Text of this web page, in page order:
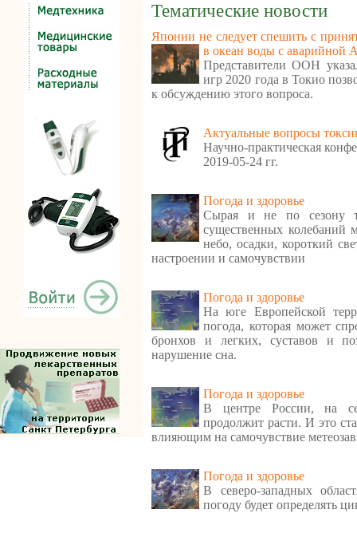
Тематические новости
Японии не следует спешить с
в океан воды с
Представители ООН
игр 2020 года в Токио
к обсуждению этого вопроса.
Актуальные вопросы
Научно-практическая
2019-05-24 гг.
Погода и здоровье
Сырая и не по сезону
существенных колебаний
небо, осадки, короткий
настроении и самочувствии
Погода и здоровье
На юге Европейской
погода, которая может
бронхов и легких, суставов и
нарушение сна.
Погода и здоровье
В центре России, на
продолжит расти. И это
влияющим на самочувствие
Погода и здоровье
В северо-западных
погоду будет определять